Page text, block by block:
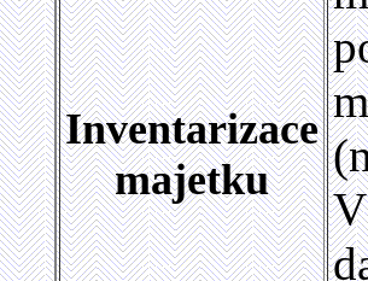
Inventarizace
majetku